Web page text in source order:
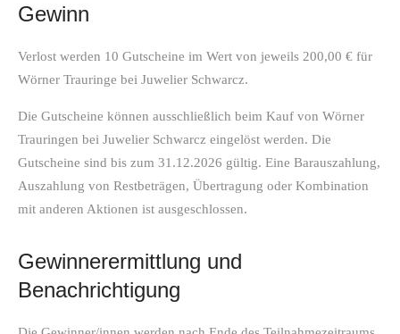
Gewinn
Verlost werden 10 Gutscheine im Wert von jeweils 200,00 € für
Wörner Trauringe bei Juwelier Schwarcz.
Die Gutscheine können ausschließlich beim Kauf von Wörner
Trauringen bei Juwelier Schwarcz eingelöst werden. Die
Gutscheine sind bis zum 31.12.2026 gültig. Eine Barauszahlung,
Auszahlung von Restbeträgen, Übertragung oder Kombination
mit anderen Aktionen ist ausgeschlossen.
Gewinnerermittlung und
Benachrichtigung